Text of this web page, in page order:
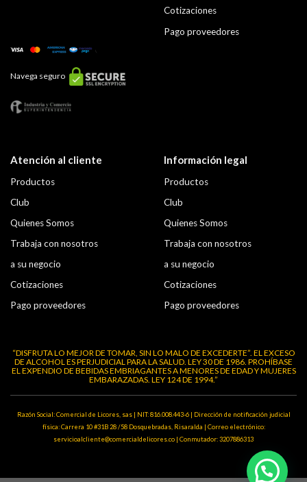
Navega seguro
Cotizaciones
Pago proveedores
Atención al cliente
Productos
Club
Quienes Somos
Trabaja con nosotros
a su negocio
Cotizaciones
Pago proveedores
Información legal
Productos
Club
Quienes Somos
Trabaja con nosotros
a su negocio
Cotizaciones
Pago proveedores
“DISFRUTA LO MEJOR DE TOMAR, SIN LO MALO DE EXCEDERTE”. EL EXCESO
DE ALCOHOL ES PERJUDICIAL PARA LA SALUD. LEY 30 DE 1986. PROHÍBASE
EL EXPENDIO DE BEBIDAS EMBRIAGANTES A MENORES DE EDAD Y MUJERES
EMBARAZADAS. LEY 124 DE 1994.”
Razón Social: Comercial de Licores, sas | NIT: 816.008.443-6 | Dirección de notificación judicial
física: Carrera 10 #31B 28 /58 Dosquebradas, Risaralda | Correo electrónico:
servicioalcliente@comercialdelicores.co | Conmutador: 3207886313